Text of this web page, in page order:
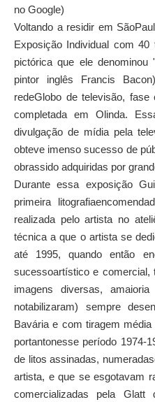
no Google)
Voltando a residir em
Exposição Individual com
pictórica que ele denominou
pintor inglês Francis
redeGlobo de televisão,
completada em Olinda.
divulgação de mídia pela
obteve imenso sucesso de
obrassido adquiridas por
Durante essa exposição
primeira
realizada pelo artista no
técnica a que o artista se
até 1995, quando então
sucessoartístico e comercial,
imagens diversas,
notabilizaram) sempre
Bavária e com tiragem
portantonesse período 1974-
de litos assinadas,
artista, e que se esgotavam
comercializadas pela